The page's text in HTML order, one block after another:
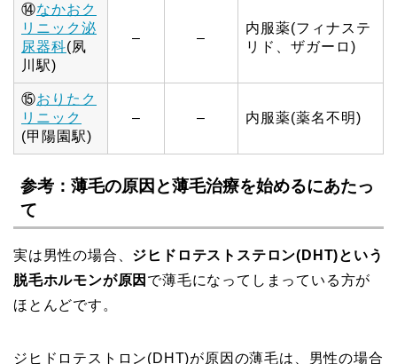
⑭なかおク
リニック泌
尿器科(夙
川駅)
– –
内服薬(フィナステ
リド、ザガーロ)
⑮おりたク
リニック
(甲陽園駅)
– – 内服薬(薬名不明)
参考：薄毛の原因と薄毛治療を始めるにあたっ
て
実は男性の場合、 ジヒドロテストステロン(DHT)という
脱毛ホルモンが原因 で薄毛になってしまっている方が
ほとんどです。
ジヒドロテストロン(DHT)が原因の薄毛は、男性の場合